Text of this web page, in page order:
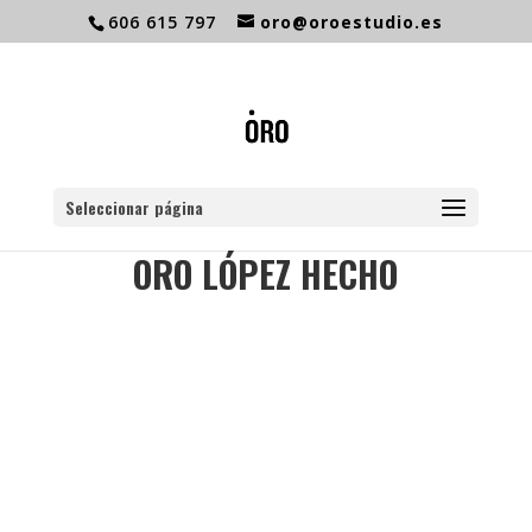
606 615 797 oro@oroestudio.es
Seleccionar página
ORO LÓPEZ HECHO